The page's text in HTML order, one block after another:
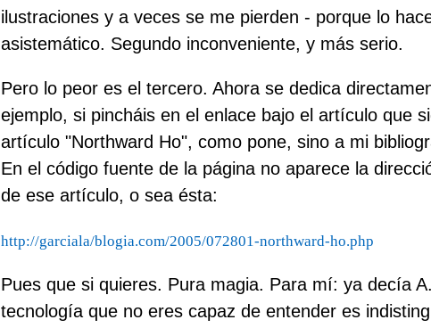
ilustraciones y a veces se me pierden - porque lo
asistemático. Segundo inconveniente, y más serio.
Pero lo peor es el tercero. Ahora se dedica
ejemplo, si pincháis en el enlace bajo el artículo que
artículo "Northward Ho", como pone, sino a mi
En el código fuente de la página no aparece la
de ese artículo, o sea ésta:
http://garciala/blogia.com/2005/072801-northward-ho.php
Pues que si quieres. Pura magia. Para mí: ya decía
tecnología que no eres capaz de entender es